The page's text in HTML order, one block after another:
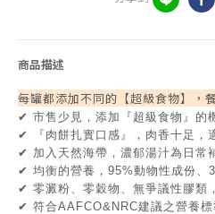
商品描述
每罐都添加不同的【超級食物】，
✔ 市售少見，添加『超級食物』的
✔ 『肉餅扎實口感』，肉香十足，
✔ 加入天然海帶，濃郁湯汁為日常
✔ 均衡的營養，95%動物性成份、
✔ 零澱粉、零穀物、無爭議性膠類
✔ 符合AAFCO&NRC建議之營養標